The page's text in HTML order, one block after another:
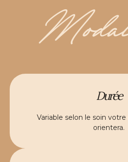
Durée
Variable selon le soin
orientera.